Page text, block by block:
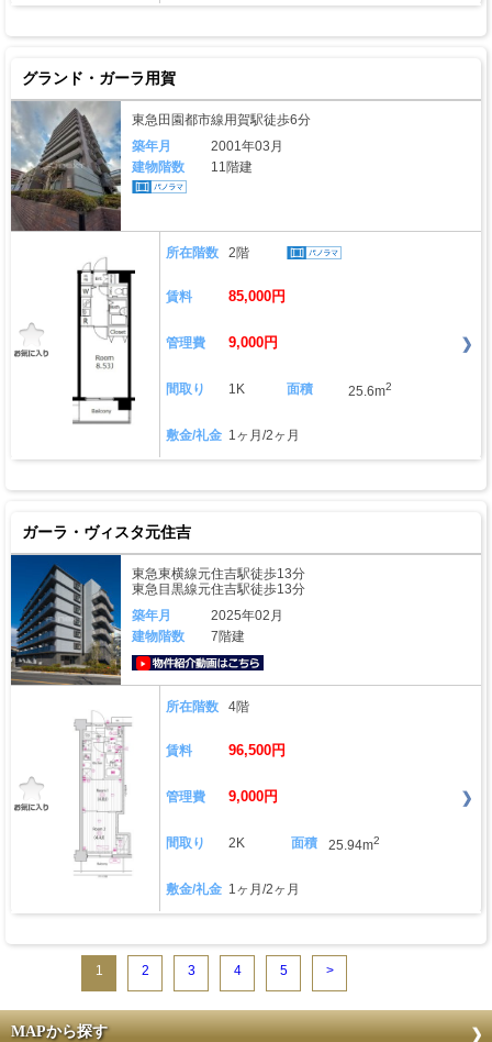
グランド・ガーラ用賀
東急田園都市線用賀駅徒歩6分
築年月
2001年03月
建物階数
11階建
所在階数 2階
賃料 85,000円
管理費 9,000円
間取り 1K 面積 25.6m2
敷金/礼金 1ヶ月/2ヶ月
ガーラ・ヴィスタ元住吉
東急東横線元住吉駅徒歩13分
東急目黒線元住吉駅徒歩13分
築年月
2025年02月
建物階数
7階建
所在階数 4階
賃料 96,500円
管理費 9,000円
間取り 2K 面積 25.94m2
敷金/礼金 1ヶ月/2ヶ月
1 2 3 4 5 >
MAPから探す